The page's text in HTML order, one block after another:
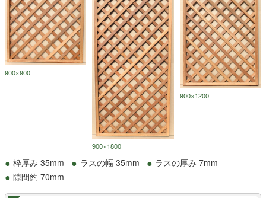
900×900
900×1800
900×1200
枠厚み 35mm ラスの幅 35mm
ラスの厚み 7mm
隙間約 70mm